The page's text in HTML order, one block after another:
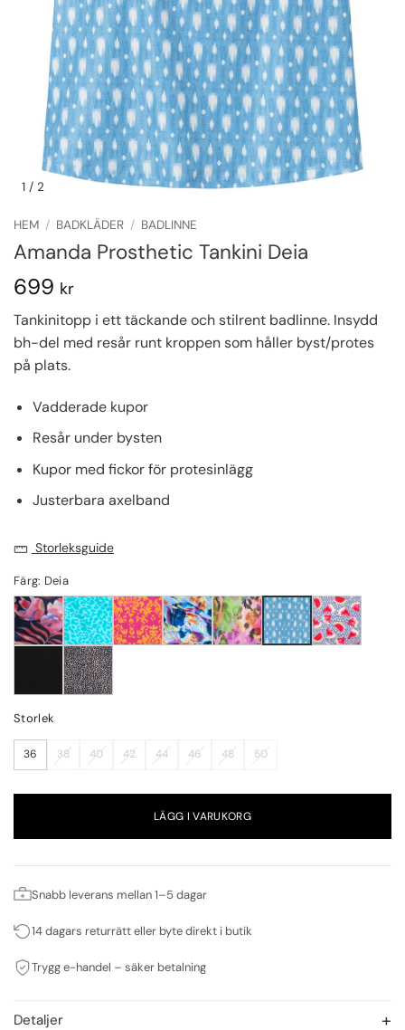
1 / 2
HEM / BADKLÄDER / BADLINNE
Amanda Prosthetic Tankini Deia
699 kr
Tankinitopp i ett täckande och stilrent badlinne. Insydd
bh-del med resår runt kroppen som håller byst/protes
på plats.
Vadderade kupor
Resår under bysten
Kupor med fickor för protesinlägg
Justerbara axelband
Storleksguide
Färg: Deia
Storlek
36 38 40 42 44 46 48 50
LÄGG I VARUKORG
Snabb leverans mellan 1–5 dagar
14 dagars returrätt eller byte direkt i butik
Trygg e-handel – säker betalning
Detaljer